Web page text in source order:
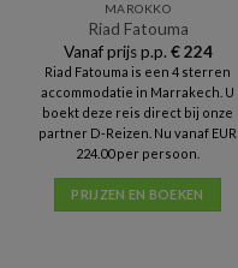
MAROKKO
Riad Fatouma
Vanaf prijs p.p. €224
Riad Fatouma is een 4 sterren
accommodatie in Marrakech. U
boekt deze reis direct bij onze
partner D-Reizen. Nu vanaf EUR
224.00 per persoon.
PRIJZEN EN BOEKEN